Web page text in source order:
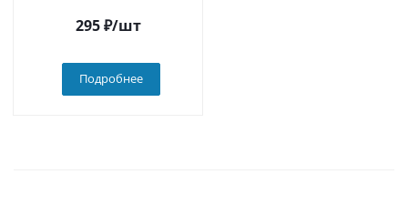
295₽/шт
Подробнее